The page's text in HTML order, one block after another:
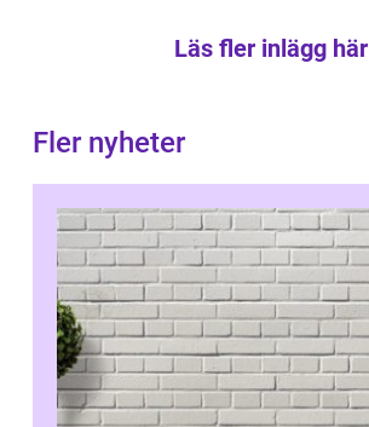
Läs fler inlägg här
Fler nyheter